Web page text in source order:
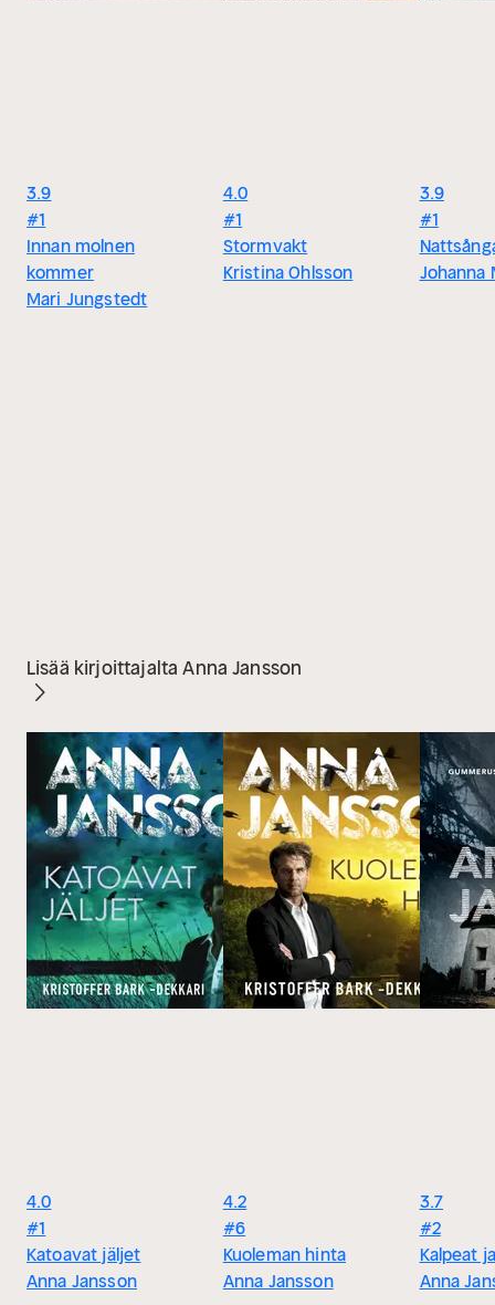
3.9
#1
Innan molnen
kommer
Mari Jungstedt
4.0
#1
Stormvakt
Kristina Ohlsson
3.9
#1
Johanna
Lisää kirjoittajalta Anna Jansson
4.0
#1
Katoavat jäljet
Anna Jansson
4.2
#6
Kuoleman hinta
Anna Jansson
3.7
#2
Kalpeat
Anna